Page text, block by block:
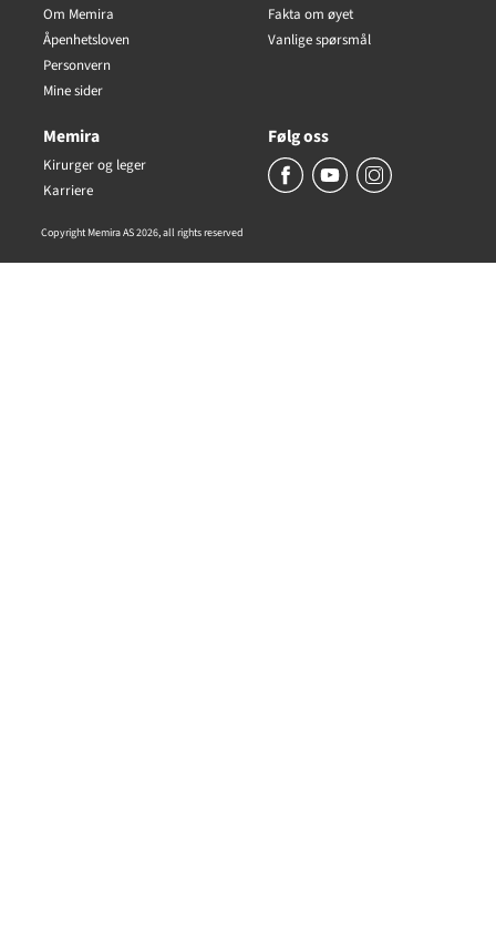
Om Memira
Åpenhetsloven
Personvern
Mine sider
Fakta om øyet
Vanlige spørsmål
Memira
Kirurger og leger
Karriere
Følg oss
Copyright Memira AS 2026, all rights reserved